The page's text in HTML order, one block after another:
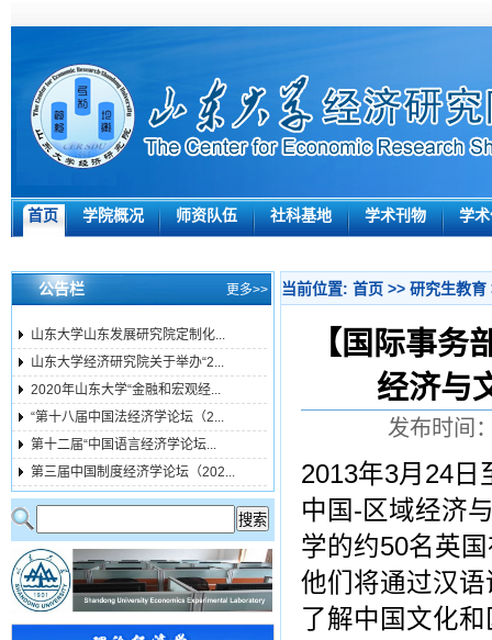
首页 学院概况 师资队伍 社科基地 学术刊物 学
公告栏 更多>>
山东大学山东发展研究院定制化...
山东大学经济研究院关于举办“2...
2020年山东大学“金融和宏观经...
“第十八届中国法经济学论坛（2...
第十二届“中国语言经济学论坛...
第三届中国制度经济学论坛（202...
当前位置: 首页 >> 研究生教育
【国际事务
经济与
发布时间
2013年3月24日
中国-区域经济
学的约50名英
他们将通过汉
了解中国文化